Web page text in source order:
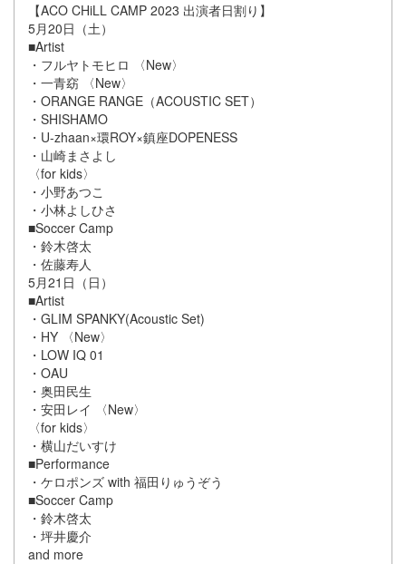
【ACO CHiLL CAMP 2023 出演者日割り】
5月20日（土）
■Artist
・フルヤトモヒロ 〈New〉
・一青窈 〈New〉
・ORANGE RANGE（ACOUSTIC SET）
・SHISHAMO
・U-zhaan×環ROY×鎮座DOPENESS
・山崎まさよし
〈for kids〉
・小野あつこ
・小林よしひさ
■Soccer Camp
・鈴木啓太
・佐藤寿人
5月21日（日）
■Artist
・GLIM SPANKY(Acoustic Set)
・HY 〈New〉
・LOW IQ 01
・OAU
・奥田民生
・安田レイ 〈New〉
〈for kids〉
・横山だいすけ
■Performance
・ケロポンズ with 福田りゅうぞう
■Soccer Camp
・鈴木啓太
・坪井慶介
and more